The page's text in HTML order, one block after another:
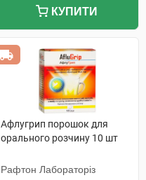
КУПИТИ
Афлугрип порошок для
орального розчину 10 шт
Рафтон Лабораторіз